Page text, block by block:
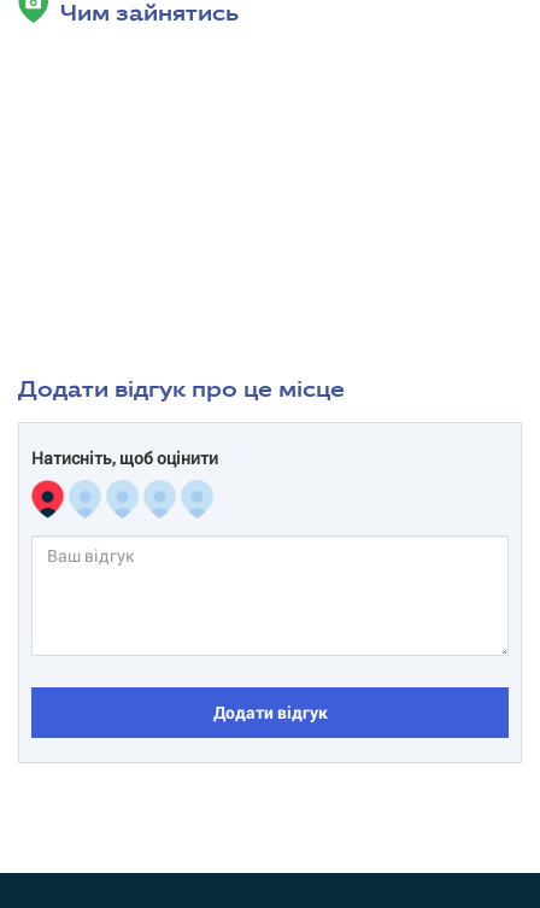
Чим зайнятись
Додати відгук про це місце
Натисніть, щоб оцінити
Додати відгук